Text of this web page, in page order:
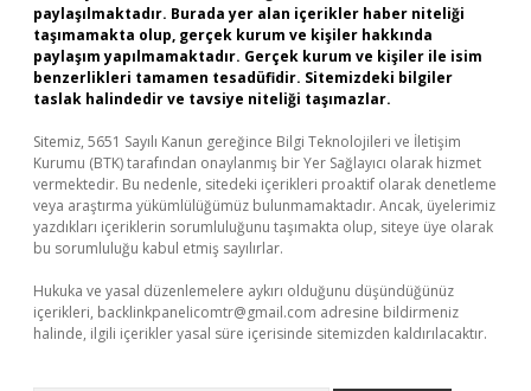
paylaşılmaktadır. Burada yer alan içerikler haber niteliği
taşımamakta olup, gerçek kurum ve kişiler hakkında
paylaşım yapılmamaktadır. Gerçek kurum ve kişiler ile isim
benzerlikleri tamamen tesadüfidir. Sitemizdeki bilgiler
taslak halindedir ve tavsiye niteliği taşımazlar.
Sitemiz, 5651 Sayılı Kanun gereğince Bilgi Teknolojileri ve İletişim
Kurumu (BTK) tarafından onaylanmış bir Yer Sağlayıcı olarak hizmet
vermektedir. Bu nedenle, sitedeki içerikleri proaktif olarak denetleme
veya araştırma yükümlülüğümüz bulunmamaktadır. Ancak, üyelerimiz
yazdıkları içeriklerin sorumluluğunu taşımakta olup, siteye üye olarak
bu sorumluluğu kabul etmiş sayılırlar.
Hukuka ve yasal düzenlemelere aykırı olduğunu düşündüğünüz
içerikleri, backlinkpanelicomtr@gmail.com adresine bildirmeniz
halinde, ilgili içerikler yasal süre içerisinde sitemizden kaldırılacaktır.